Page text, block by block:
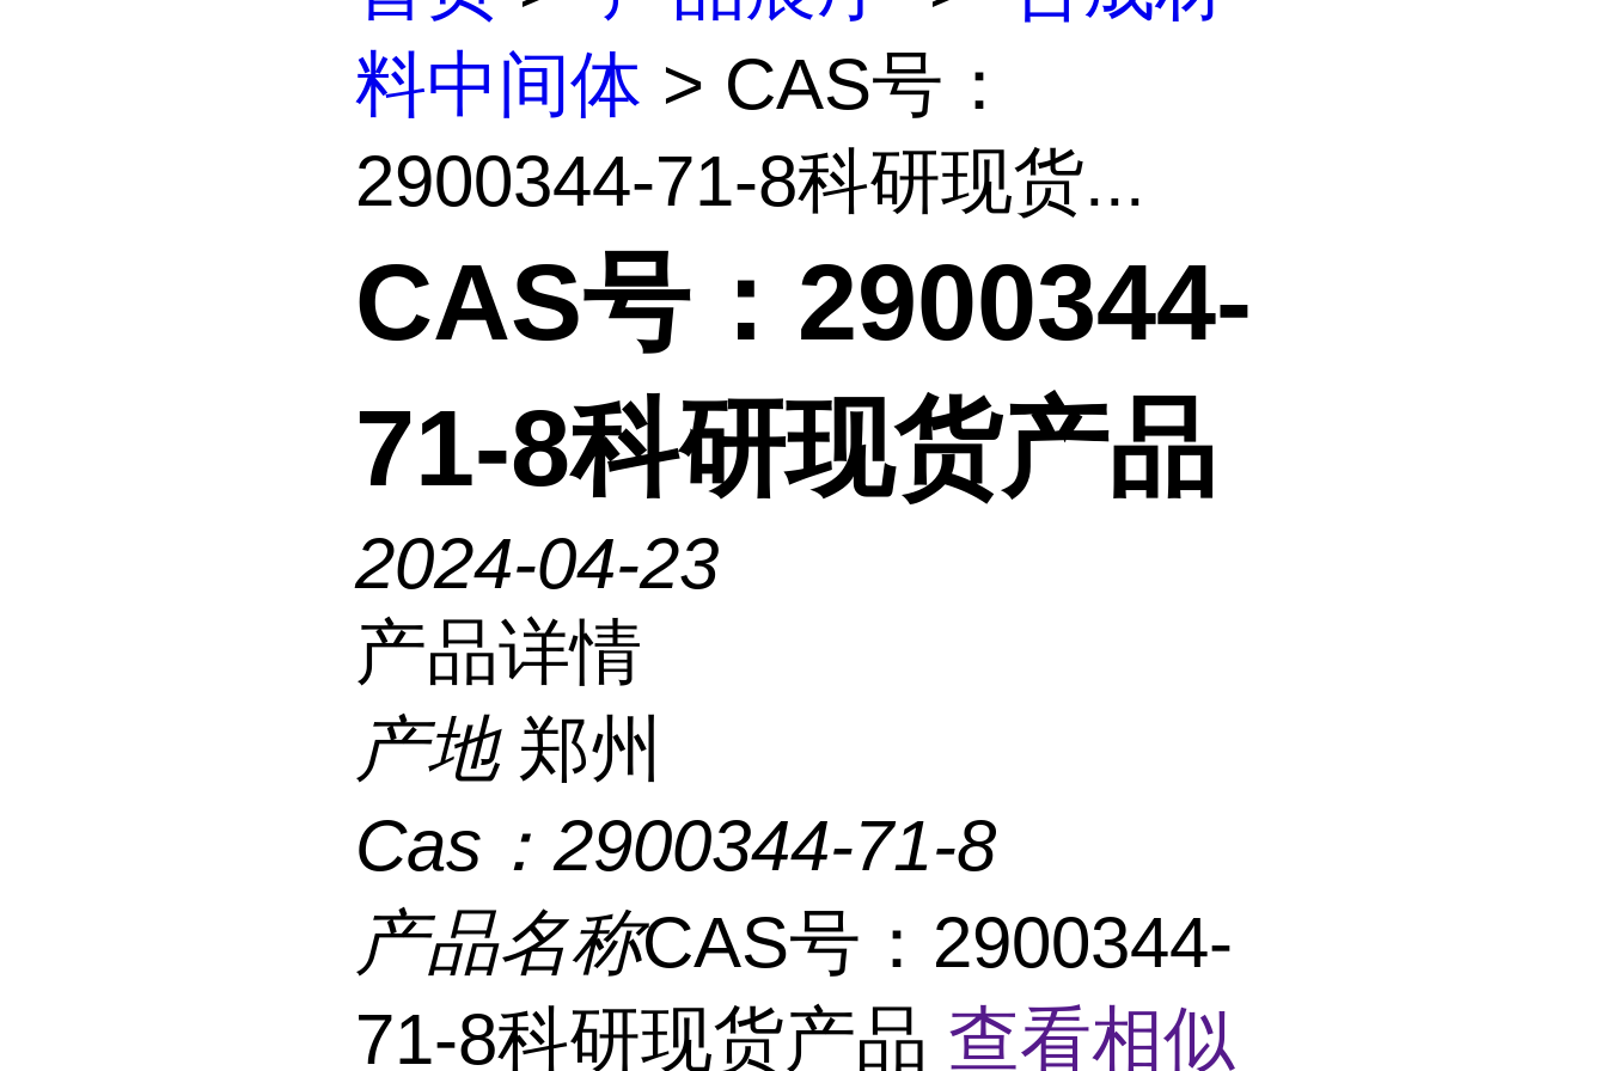
料中间体 > CAS号：
2900344-71-8科研现货...
CAS号：2900344-
71-8科研现货产品
2024-04-23
产品详情
产地 郑州
Cas： 2900344-71-8
产品名称CAS号：2900344-
71-8科研现货产品 查看相似